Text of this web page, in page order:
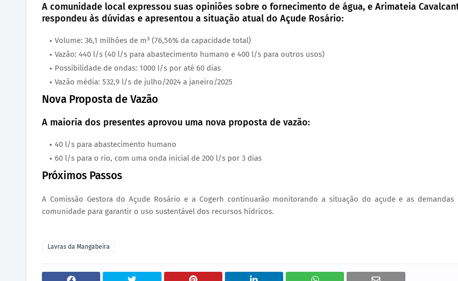
A comunidade local expressou suas opiniões sobre o fornecimento de água, e Arimateia
respondeu às dúvidas e apresentou a situação atual do Açude Rosário:
Volume: 36,1 milhões de m³ (76,56% da capacidade total)
Vazão: 440 l/s (40 l/s para abastecimento humano e 400 l/s para outros usos)
Possibilidade de ondas: 1000 l/s por até 60 dias
Vazão média: 532,9 l/s de julho/2024 a janeiro/2025
Nova Proposta de Vazão
A maioria dos presentes aprovou uma nova proposta de vazão:
40 l/s para abastecimento humano
60 l/s para o rio, com uma onda inicial de 200 l/s por 3 dias
Próximos Passos
A Comissão Gestora do Açude Rosário e a Cogerh continuarão monitorando a situação do açude e as demandas
comunidade para garantir o uso sustentável dos recursos hídricos.
Lavras da Mangabeira